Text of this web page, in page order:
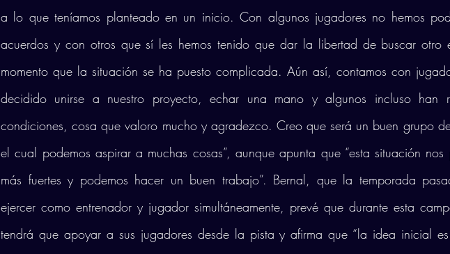
a lo que teníamos planteado en un inicio. Con algunos jugadores no hemos
acuerdos y con otros que sí les hemos tenido que dar la libertad de buscar otro
momento que la situación se ha puesto complicada. Aún así, contamos con
decidido unirse a nuestro proyecto, echar una mano y algunos incluso han
condiciones, cosa que valoro mucho y agradezco. Creo que será un buen grupo
el cual podemos aspirar a muchas cosas”, aunque apunta que “esta situación nos
más fuertes y podemos hacer un buen trabajo”. Bernal, que la temporada
ejercer como entrenador y jugador simultáneamente, prevé que durante esta
tendrá que apoyar a sus jugadores desde la pista y afirma que “la idea inicial